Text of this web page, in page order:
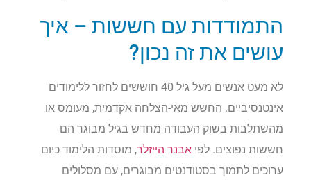
התמודדות עם חששות – איך
עושים את זה נכון?
לא מעט אנשים מעל גיל 40 חוששים לחזור ללימודים
אינטנסיביים. החשש מאי-הצלחה אקדמית, מעומס או
מהשתלבות בשוק העבודה מחדש בגיל מבוגר הם
חששות נפוצים. לפיאבנר הייזלר, מוסדות הלימוד כיום
ערוכים לתמוך בסטודנטים מבוגרים, עם מסלולים